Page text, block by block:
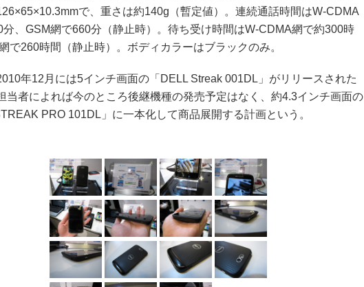
で、重さは約140g（暫定値）。連続通話時間はW-CDMA
分、GSM網で660分（静止時）。待ち受け時間はW-CDMA網で約300時
で260時間（静止時）。ボディカラーはブラックのみ。
年12月には5インチ画面の「DELL Streak 001DL」がリリースされた
当者によれば今のところ後継機種の発売予定はなく、約4.3インチ画面の
PRO 101DL」に一本化して商品展開する計画という。